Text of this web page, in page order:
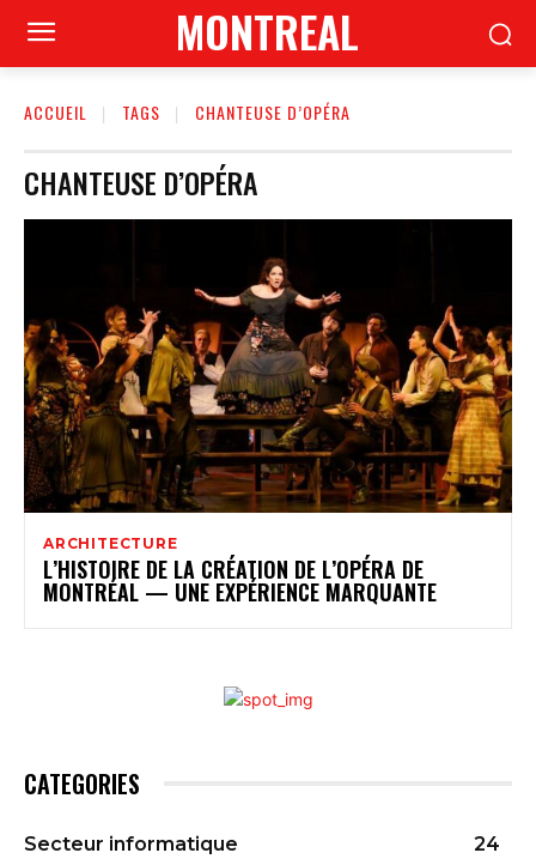
MONTREAL
ACCUEIL TAGS CHANTEUSE D’OPÉRA
CHANTEUSE D’OPÉRA
ARCHITECTURE
L’HISTOIRE DE LA CRÉATION DE L’OPÉRA DE
MONTRÉAL — UNE EXPÉRIENCE MARQUANTE
CATEGORIES
Secteur informatique
24